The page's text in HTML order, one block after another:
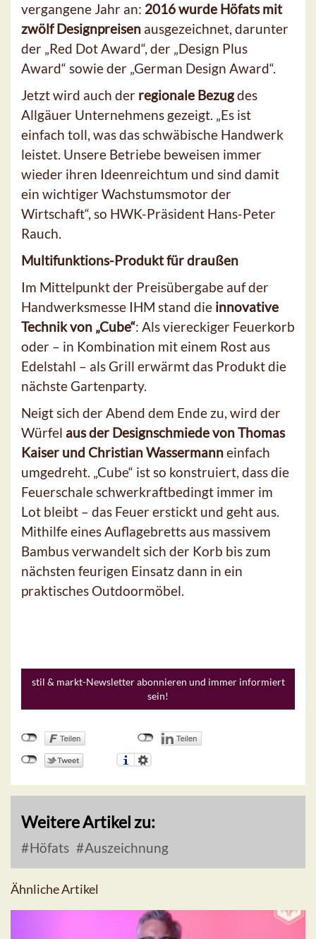
vergangene Jahr an: 2016 wurde Höfats mit
zwölf Designpreisen ausgezeichnet, darunter
der „Red Dot Award“, der „Design Plus
Award“ sowie der „German Design Award“.
Jetzt wird auch der regionale Bezugdes
Allgäuer Unternehmens gezeigt. „Es ist
einfach toll, was das schwäbische Handwerk
leistet. Unsere Betriebe beweisen immer
wieder ihren Ideenreichtum und sind damit
ein wichtiger Wachstumsmotor der
Wirtschaft“, so HWK-Präsident Hans-Peter
Rauch.
Multifunktions-Produkt für draußen
Im Mittelpunkt der Preisübergabe auf der
Handwerksmesse IHM stand die innovative
Technik von „Cube“: Als viereckiger Feuerkorb
oder – in Kombination mit einem Rost aus
Edelstahl – als Grill erwärmt das Produkt die
nächste Gartenparty.
Neigt sich der Abend dem Ende zu, wird der
Würfel aus der Designschmiede von Thomas
Kaiser und Christian Wassermanneinfach
umgedreht. „Cube“ ist so konstruiert, dass die
Feuerschale schwerkraftbedingt immer im
Lot bleibt – das Feuer erstickt und geht aus.
Mithilfe eines Auflagebretts aus massivem
Bambus verwandelt sich der Korb bis zum
nächsten feurigen Einsatz dann in ein
praktisches Outdoormöbel.
stil & markt-Newsletter abonnieren und immer informiert
sein!
Weitere Artikel zu:
Höfats Auszeichnung
Ähnliche Artikel